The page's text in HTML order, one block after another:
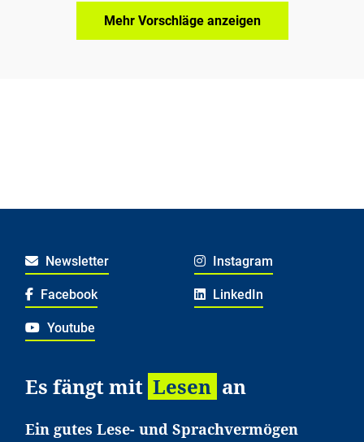
Mehr Vorschläge anzeigen
Newsletter Instagram
Facebook LinkedIn
Youtube
Es fängt mit Lesen an
Ein gutes Lese- und Sprachvermögen